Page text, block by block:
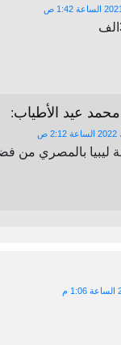
محمد عيد الأطياب:
ليبيا بالمصري من